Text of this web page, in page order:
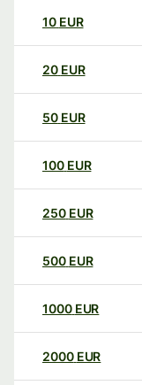
10 EUR
20 EUR
50 EUR
100 EUR
250 EUR
500 EUR
1000 EUR
2000 EUR